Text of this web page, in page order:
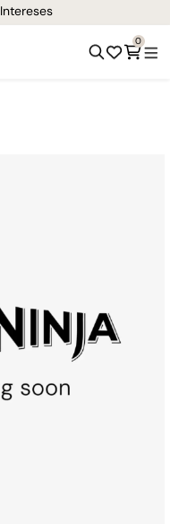
de 1-3 días en todo el país!
0